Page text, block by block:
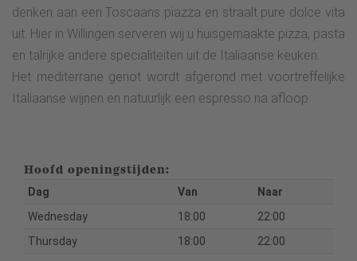
denken aan een Toscaans piazza en straalt pure dolce vita
uit. Hier in Willingen serveren wij u huisgemaakte pizza, pasta
en talrijke andere specialiteiten uit de Italiaanse keuken.
Het mediterrane genot wordt afgerond met voortreffelijke
Italiaanse wijnen en natuurlijk een espresso na afloop.
Hoofd openingstijden:
Dag Van
Naar
Wednesday
18:00
22:00
Thursday
18:00
22:00